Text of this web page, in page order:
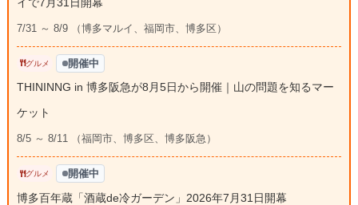
7/31 ～ 8/9 （博多マルイ、福岡市、博多区）
グルメ 開催中
THININNG in 博多阪急が8月5日から開催｜山の問題を知るマー
ケット
8/5 ～ 8/11 （福岡市、博多区、博多阪急）
グルメ 開催中
博多百年蔵「酒蔵de冷ガーデン」2026年7月31日開幕